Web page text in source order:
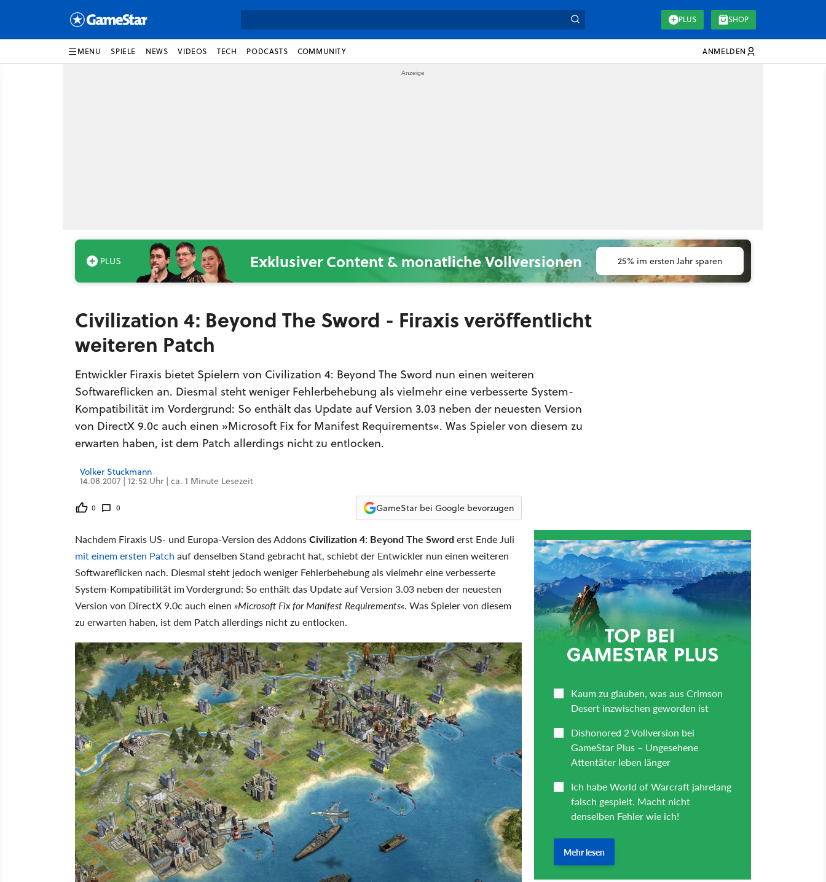
PLUS SHOP
MENU SPIELE NEWS VIDEOS TECH PODCASTS COMMUNITY ANMELDEN
Exklusiver Content & monatliche Vollversionen 25% im ersten Jahr sparen
Civilization 4: Beyond The Sword - Firaxis veröffentlicht
weiteren Patch
Entwickler Firaxis bietet Spielern von Civilization 4: Beyond The Sword nun einen weiteren
Softwareflicken an. Diesmal steht weniger Fehlerbehebung als vielmehr eine verbesserte System-
Kompatibilität im Vordergrund: So enthält das Update auf Version 3.03 neben der neuesten Version
von DirectX 9.0c auch einen »Microsoft Fix for Manifest Requirements«. Was Spieler von diesem zu
erwarten haben, ist dem Patch allerdings nicht zu entlocken.
Volker Stuckmann
14.08.2007 | 12:52 Uhr | ca. 1 Minute Lesezeit
0 0 GameStar bei Google bevorzugen
Nachdem Firaxis US- und Europa-Version des AddonsCivilization 4: Beyond The Sworderst Ende Juli
mit einem ersten Patch auf denselben Stand gebracht hat, schiebt der Entwickler nun einen weiteren
Softwareflicken nach. Diesmal steht jedoch weniger Fehlerbehebung als vielmehr eine verbesserte
System-Kompatibilität im Vordergrund: So enthält das Update auf Version 3.03 neben der neuesten
Version von DirectX 9.0c auch einen »Microsoft Fix for Manifest Requirements«. Was Spieler von diesem
zu erwarten haben, ist dem Patch allerdings nicht zu entlocken.